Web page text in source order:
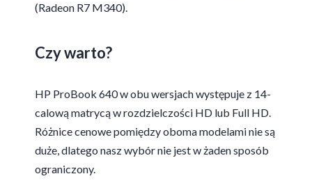
(Radeon R7 M340).
Czy warto?
HP ProBook 640 w obu wersjach występuje z 14-
calową matrycą w rozdzielczości HD lub Full HD.
Różnice cenowe pomiędzy oboma modelami nie są
duże, dlatego nasz wybór nie jest w żaden sposób
ograniczony.